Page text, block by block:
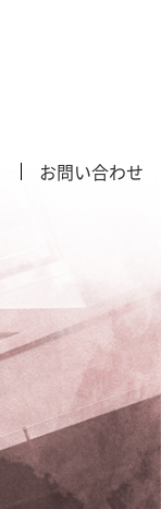
お問い合わせ